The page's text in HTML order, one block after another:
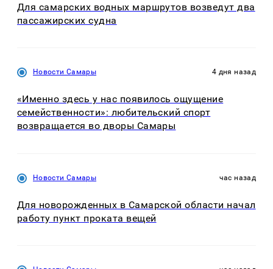
Для самарских водных маршрутов возведут два
пассажирских судна
Новости Самары 4 дня назад
«Именно здесь у нас появилось ощущение
семейственности»: любительский спорт
возвращается во дворы Самары
Новости Самары час назад
Для новорожденных в Самарской области начал
работу пункт проката вещей